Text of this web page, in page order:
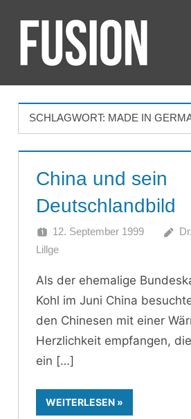
Inhalt
springenFUSION
SCHLAGWORT: MADE IN
China und sein
Deutschlandbild
12. September 1999
Lillge
Als der ehemalige
Kohl im Juni China
den Chinesen mit einer
Herzlichkeit empfangen,
ein
WEITERLESEN